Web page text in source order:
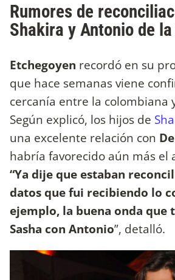
Rumores de
Shakira y Antonio de la
Etchegoyen recordó en su
que hace semanas viene
cercanía entre la colombiana
Según explicó, los hijos de
una excelente relación con
habría favorecido aún más el
“Ya dije que estaban
datos que fui recibiendo lo
ejemplo, la buena onda que
Sasha con Antonio”, detalló.